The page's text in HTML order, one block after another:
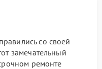
со своей
замечательный
ремонте